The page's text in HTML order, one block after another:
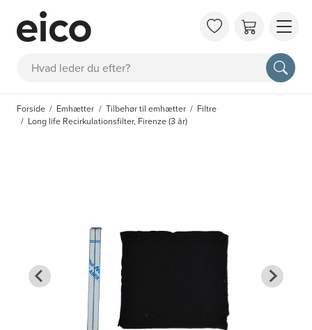
Søg
OM
FAQ
Forside Emhætter Tilbehør til emhætter
Filtre
Long life Recirkulationsfilter, Firenze (3 år)